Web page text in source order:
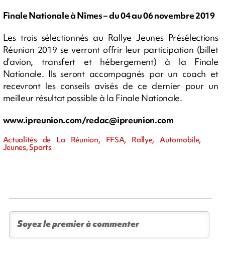
Finale Nationale à Nîmes – du 04 au 06 novembre 2019
Les trois sélectionnés au Rallye Jeunes Présélections
Réunion 2019 se verront offrir leur participation (billet
d’avion, transfert et hébergement) à la Finale
Nationale. Ils seront accompagnés par un coach et
recevront les conseils avisés de ce dernier pour un
meilleur résultat possible à la Finale Nationale.
www.ipreunion.com/redac@ipreunion.com
Actualités de La Réunion, FFSA, Rallye, Automobile,
Jeunes, Sports